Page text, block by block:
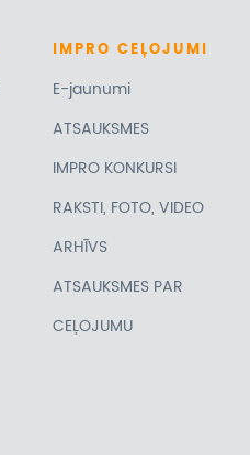
IMPROCEĻOJUMI
E-jaunumi
ATSAUKSMES
IMPRO KONKURSI
RAKSTI, FOTO, VIDEO
ARHĪVS
ATSAUKSMES PAR
CEĻOJUMU